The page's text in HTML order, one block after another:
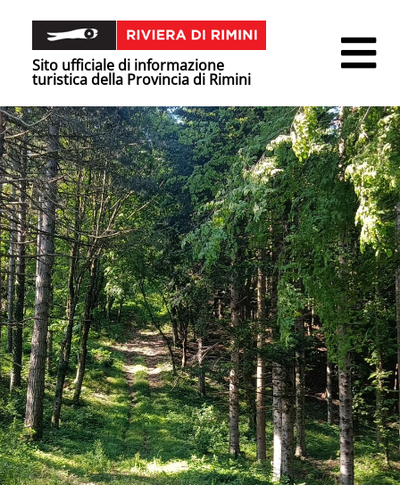
Sito ufficiale di informazione
turistica della Provincia di Rimini